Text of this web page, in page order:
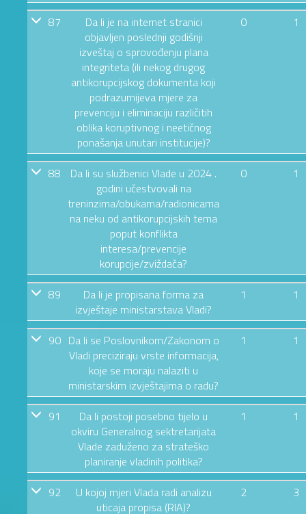
87
Da li je na internet stranici
objavljen poslednji godišnji
izveštaj o sprovođenju plana
integriteta (ili nekog drugog
antikorupcijskog dokumenta koji
podrazumijeva mjere za
prevenciju i eliminaciju različitih
oblika koruptivnog i neetičnog
ponašanja unutari institucije)?
0 1
88
Da li su službenici Vlade u 2024 .
godini učestvovali na
treninzima/obukama/radionicama
na neku od antikorupcijskih tema
poput konflikta
interesa/prevencije
korupcije/zviždača?
0 1
89
Da li je propisana forma za
izvještaje ministarstava Vladi?
1 1
90 Da li se Poslovnikom/Zakonom o
Vladi preciziraju vrste informacija,
koje se moraju nalaziti u
ministarskim izvještajima o radu?
1 1
91
Da li postoji posebno tijelo u
okviru Generalnog sektretarijata
Vlade zaduženo za strateško
planiranje vladinih politika?
1 1
92
U kojoj mjeri Vlada radi analizu
uticaja propisa (RIA)?
2 3